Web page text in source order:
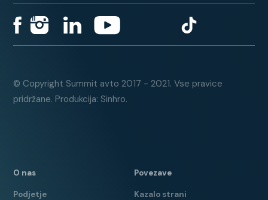
© Copyright Summit avto 2017 - 2021. Vse pravice
pridržane. Produkcija: Sinhro.
O nas
Podjetje
Povezave
Kazalo strani